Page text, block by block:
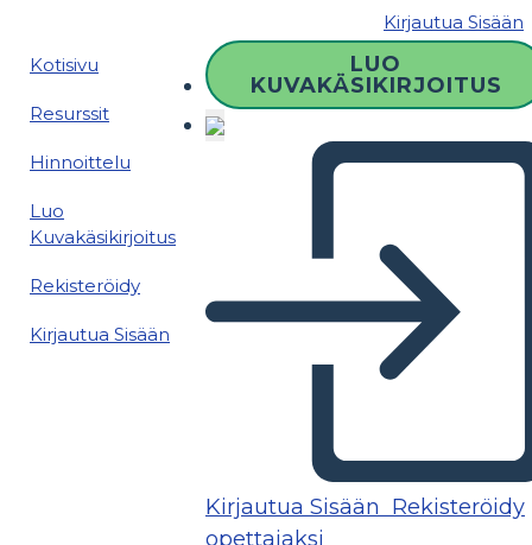
Kirjautua Sisään
Kotisivu
Resurssit
Hinnoittelu
Luo
Kuvakäsikirjoitus
Rekisteröidy
Kirjautua Sisään
LUO
KUVAKÄSIKIRJOITUS
Kirjautua Sisään Rekisteröidy
opettajaksi